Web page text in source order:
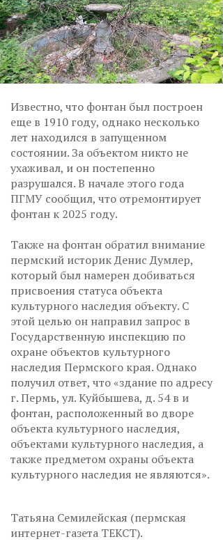
Известно, что фонтан был построен
еще в 1910 году, однако несколько
лет находился в запущенном
состоянии. За объектом никто не
ухаживал, и он постепенно
разрушался. В начале этого года
ПГМУ сообщил, что отремонтирует
фонтан к 2025 году.
Также на фонтан обратил внимание
пермский историк Денис Думлер,
который был намерен добиваться
присвоения статуса объекта
культурного наследия объекту. С
этой целью он направил запрос в
Государственную инспекцию по
охране объектов культурного
наследия Пермского края. Однако
получил ответ, что «здание по адресу
г. Пермь, ул. Куйбышева, д. 54 в и
фонтан, расположенный во дворе
объекта культурного наследия,
объектами культурного наследия, а
также предметом охраны объекта
культурного наследия не являются».
Татьяна Семилейская (пермская
интернет-газета ТЕКСТ).